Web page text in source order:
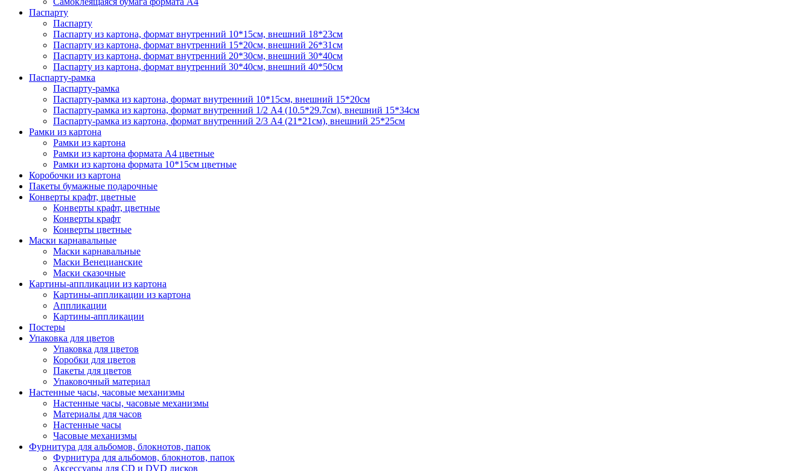
Паспарту
Паспарту
Паспарту из картона, формат внутренний 10*15см, внешний 18*23см
Паспарту из картона, формат внутренний 15*20см, внешний 26*31см
Паспарту из картона, формат внутренний 20*30см, внешний 30*40см
Паспарту из картона, формат внутренний 30*40см, внешний 40*50см
Паспарту-рамка
Паспарту-рамка
Паспарту-рамка из картона, формат внутренний 10*15см, внешний 15*20см
Паспарту-рамка из картона, формат внутренний 1/2 А4 (10.5*29.7см), внешний 15*34см
Паспарту-рамка из картона, формат внутренний 2/3 А4 (21*21см), внешний 25*25см
Рамки из картона
Рамки из картона
Рамки из картона формата А4 цветные
Рамки из картона формата 10*15см цветные
Коробочки из картона
Пакеты бумажные подарочные
Конверты крафт, цветные
Конверты крафт, цветные
Конверты крафт
Конверты цветные
Маски карнавальные
Маски карнавальные
Маски Венецианские
Маски сказочные
Картины-аппликации из картона
Картины-аппликации из картона
Аппликации
Картины-аппликации
Постеры
Упаковка для цветов
Упаковка для цветов
Коробки для цветов
Пакеты для цветов
Упаковочный материал
Настенные часы, часовые механизмы
Настенные часы, часовые механизмы
Материалы для часов
Настенные часы
Часовые механизмы
Фурнитура для альбомов, блокнотов, папок
Фурнитура для альбомов, блокнотов, папок
Аксессуары для CD и DVD дисков